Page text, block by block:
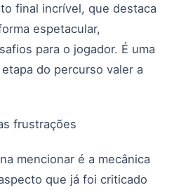
final incrível, que destaca
espetacular,
para o jogador. É uma
do percurso valer a
frustrações
mencionar é a mecânica
que já foi criticado